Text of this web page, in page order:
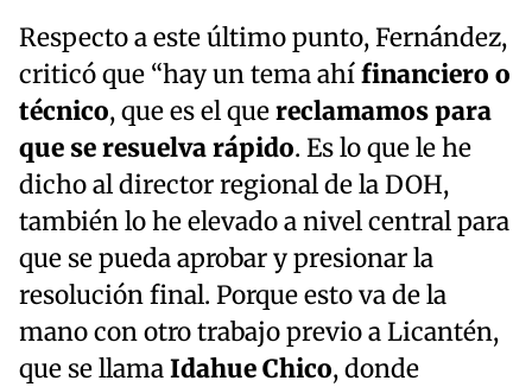
Respecto a este último punto, Fernández,
criticó que “hay un tema ahífinanciero o
técnico, que es el quereclamamos para
que se resuelva rápido. Es lo que le he
dicho al director regional de la DOH,
también lo he elevado a nivel central para
que se pueda aprobar y presionar la
resolución final. Porque esto va de la
mano con otro trabajo previo a Licantén,
que se llamaIdahue Chico, donde